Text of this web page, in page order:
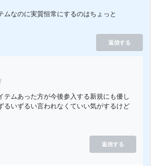
ムなのに実質恒常にするのはちょっと
返信する
テムあった方が今後参入する新規にも優し
るいずるい言われなくていい気がするけど
返信する